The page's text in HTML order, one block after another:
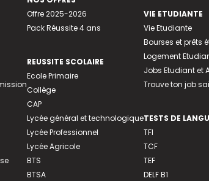
Offre 2025-2026
Pack Réussite 4 ans
REUSSITE SCOLAIRE
Ecole Primaire
Collège
CAP
Lycée général et technologique
Lycée Professionnel
Lycée Agricole
BTS
BTSA
VIE ETUDIANTE
Vie Etudiante
Bourses et prêts
Logement
Jobs Etudiant et
Trouve ton job
TESTS DE
TFI
TCF
TEF
DELF B1